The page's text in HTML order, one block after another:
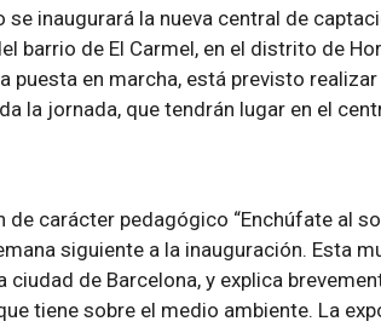
se inaugurará la nueva central de
barrio de El Carmel, en el distrito de
puesta en marcha, está previsto
la jornada, que tendrán lugar en el
de carácter pedagógico “Enchúfate al
siguiente a la inauguración. Esta
de Barcelona, y explica
tiene sobre el medio ambiente. La